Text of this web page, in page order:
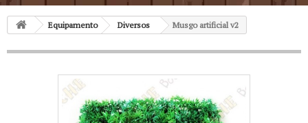
Equipamento Diversos Musgo artificial v2